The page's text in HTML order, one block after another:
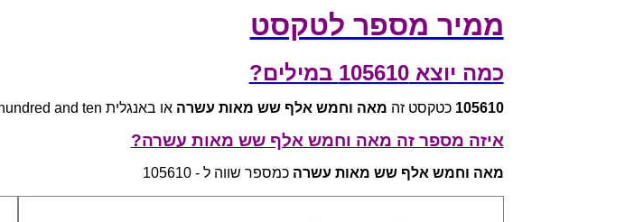
ממיר מספר לטקסט
כמה יוצא 105610 במילים?
105610 כטקסט זה מאה וחמש אלף שש מאות עשרה או באנגלית one hundred and five thousand six hundred and ten
איזה מספר זה מאה וחמש אלף שש מאות עשרה?
מאה וחמש אלף שש מאות עשרה כמספר שווה ל - 105610